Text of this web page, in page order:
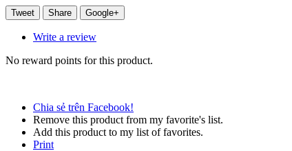
Tweet Share Google+
Write a review
No reward points for this product.
Chia sẻ trên Facebook!
Remove this product from my favorite's list.
Add this product to my list of favorites.
Print